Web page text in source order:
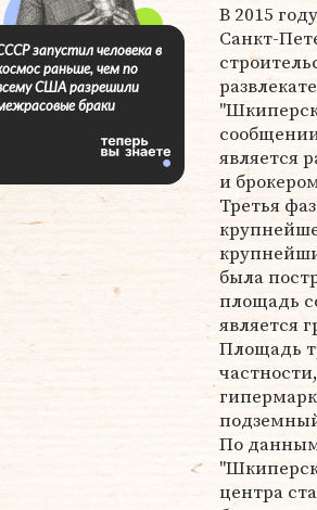
В 2015
Санкт-
является
и
Третья
была
площадь
является
Площадь
По данным
центра
запустил человека в
раньше, чем по
США разрешили
браки